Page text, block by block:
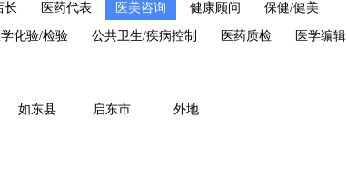
长 医药代表 医美咨询 健康顾问 保健/健美
学化验/检验 公共卫生/疾病控制 医药质检 医学编辑
如东县 启东市 外地